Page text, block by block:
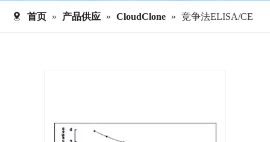
首页 » 产品供应 » CloudClone » 竞争法ELISA/CE